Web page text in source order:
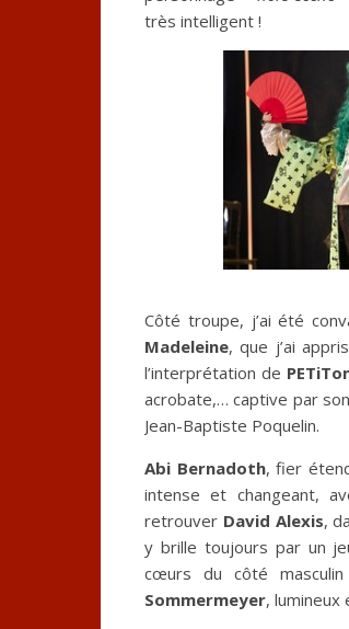
très intelligent !
Côté troupe, j’ai été
Madeleine, que j’ai
l’interprétation de
acrobate,… captive par
Jean-Baptiste Poquelin.
Abi Bernadoth, fier
intense et changeant,
retrouver David Alexis,
y brille toujours par un
cœurs du côté
Sommermeyer, lumineux